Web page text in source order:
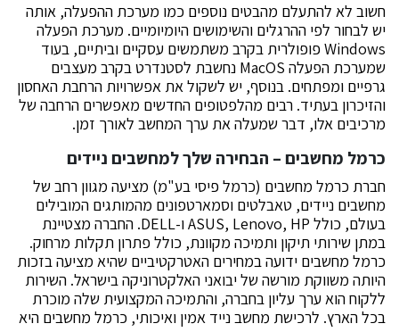
חשוב לא להתעלם מהבטים נוספים כמו מערכת ההפעלה, אותה
יש לבחור לפי ההרגלים והשימושים היומיומיים. מערכת הפעלה
Windows פופולרית בקרב משתמשים עסקיים וביתיים, בעוד
שמערכת הפעלה MacOS נחשבת לסטנדרט בקרב מעצבים
גרפיים ומפתחים. בנוסף, יש לשקול את אפשרויות הרחבת האחסון
והזיכרון בעתיד. רבים מהלפטופים החדשים מאפשרים הרחבה של
מרכיבים אלו, דבר שמעלה את ערך המחשב לאורך זמן.
כרמל מחשבים – הבחירה שלך למחשבים ניידים
חברת כרמל מחשבים (כרמל פיסי בע"מ) מציעה מגוון רחב של
מחשבים ניידים, טאבלטים וסמארטפונים מהמותגים המובילים
בעולם, כולל ASUS, Lenovo, HP ו-DELL. החברה מצטיינת
במתן שירותי תיקון ותמיכה מקוונת, כולל פתרון תקלות מרחוק.
כרמל מחשבים ידועה במחירים האטרקטיביים שהיא מציעה בזכות
היותה משווקת מורשה של יבואני האלקטרוניקה בישראל. השירות
ללקוח הוא ערך עליון בחברה, והתמיכה המקצועית שלה מוכרת
בכל הארץ. לרכישת מחשב נייד אמין ואיכותי, כרמל מחשבים היא